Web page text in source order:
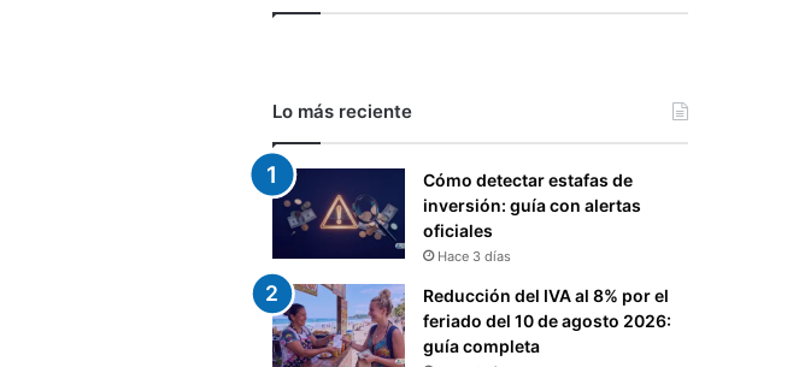
Lo más reciente
Cómo detectar estafas de
inversión: guía con alertas
oficiales
Hace 3 días
Reducción del IVA al 8% por el
feriado del 10 de agosto 2026:
guía completa